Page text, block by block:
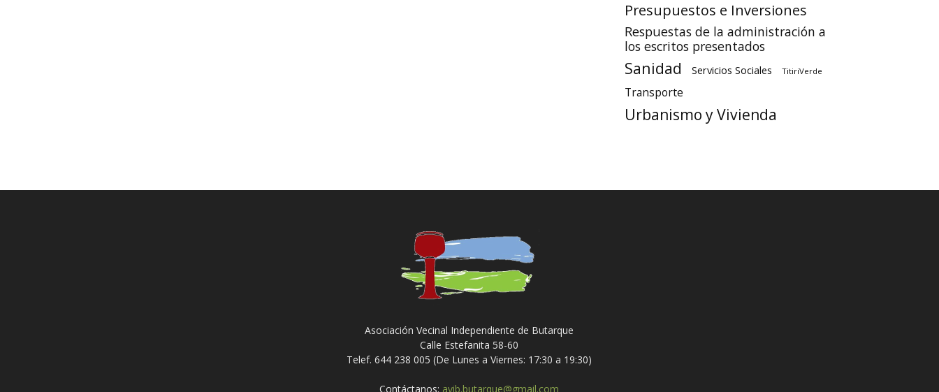
Presupuestos e Inversiones
Respuestas de la administración a
los escritos presentados
Sanidad Servicios Sociales TitiriVerde
Transporte
Urbanismo y Vivienda
Asociación Vecinal Independiente de Butarque
Calle Estefanita 58-60
Telef. 644 238 005 (De Lunes a Viernes: 17:30 a 19:30)
Contáctanos: avib.butarque@gmail.com